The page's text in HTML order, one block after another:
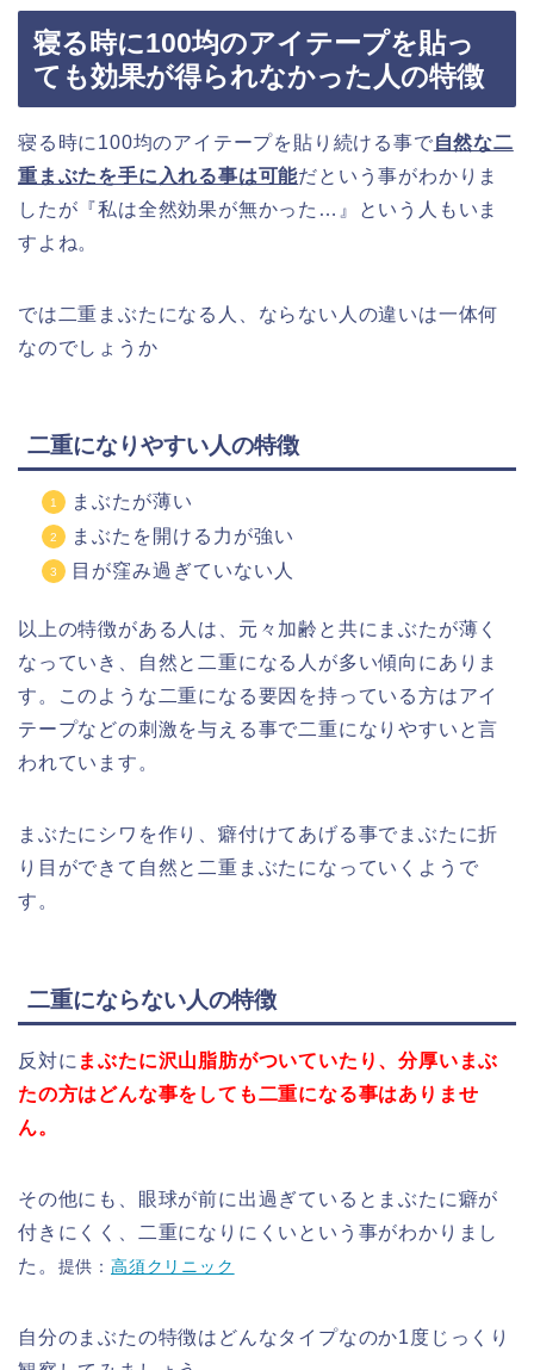
寝る時に100均のアイテープを貼っ
ても効果が得られなかった人の特徴
寝る時に100均のアイテープを貼り続ける事で自然な二
重まぶたを手に入れる事は可能だという事がわかりま
したが『私は全然効果が無かった…』という人もいま
すよね。
では二重まぶたになる人、ならない人の違いは一体何
なのでしょうか
二重になりやすい人の特徴
まぶたが薄い
まぶたを開ける力が強い
目が窪み過ぎていない人
以上の特徴がある人は、元々加齢と共にまぶたが薄く
なっていき、自然と二重になる人が多い傾向にありま
す。このような二重になる要因を持っている方はアイ
テープなどの刺激を与える事で二重になりやすいと言
われています。
まぶたにシワを作り、癖付けてあげる事でまぶたに折
り目ができて自然と二重まぶたになっていくようで
す。
二重にならない人の特徴
反対に まぶたに沢山脂肪がついていたり、分厚いまぶ
たの方はどんな事をしても二重になる事はありませ
ん。
その他にも、眼球が前に出過ぎているとまぶたに癖が
付きにくく、二重になりにくいという事がわかりまし
た。 提供：高須クリニック
自分のまぶたの特徴はどんなタイプなのか1度じっくり